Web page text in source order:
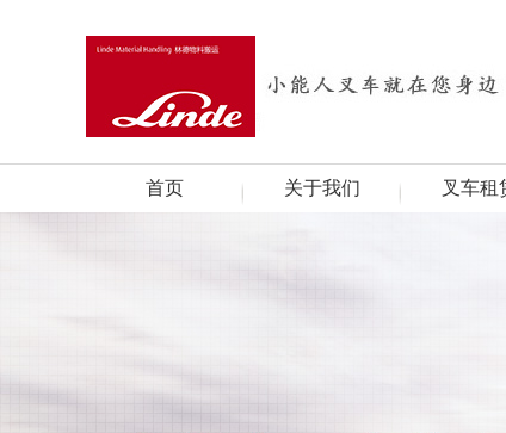
首页 关于我们 叉车租